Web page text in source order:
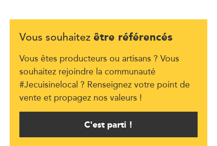
Vous souhaitez être référencés
Vous êtes producteurs ou artisans ? Vous
souhaitez rejoindre la communauté
#Jecuisinelocal ? Renseignez votre point de
vente et propagez nos valeurs !
C'est parti !